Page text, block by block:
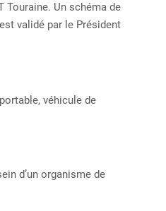
Touraine. Un schéma de
validé par le Président
véhicule de
d’un organisme de